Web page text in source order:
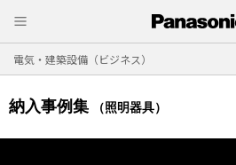
電気・建築設備（ビジネス）
納入事例集 （照明器具）